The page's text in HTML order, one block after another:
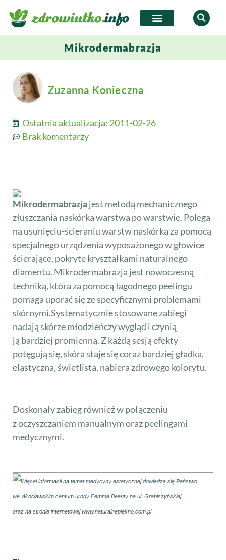
Mikrodermabrazja
Zuzanna Konieczna
Ostatnia aktualizacja: 2011-02-26
Brak komentarzy
Mikrodermabrazjajest metodą mechanicznego
złuszczania naskórka warstwa po warstwie. Polega
na usunięciu-ścieraniu warstw naskórka za pomocą
specjalnego urządzenia wyposażonego w głowice
ścierające, pokryte kryształkami naturalnego
diamentu. Mikrodermabrazja jest nowoczesną
techniką, która za pomocą łagodnego peelingu
pomaga uporać się ze specyficznymi problemami
skórnymi.Systematycznie stosowane zabiegi
nadają skórze młodzieńczy wygląd i czynią
ją bardziej promienną. Z każdą sesją efekty
potęgują się, skóra staje się coraz bardziej gładka,
elastyczna, świetlista, nabiera zdrowego kolorytu.
Doskonały zabieg również w połączeniu
z oczyszczaniem manualnym oraz peelingami
medycznymi.
Więcej informacji na temat medycyny estetycznej dowiedzą się Państwo
we Wrocławskim centum urody Femme Beauty na ul. Grabiszyńskiej
oraz na stronie internetowej www.naturalnepiekno.com.pl